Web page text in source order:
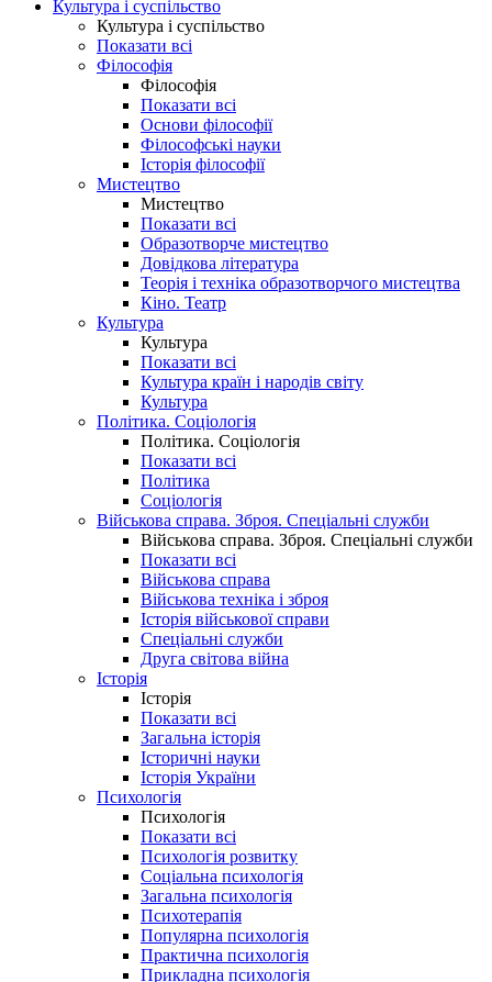
Культура і суспільство
Культура і суспільство
Показати всі
Філософія
Філософія
Показати всі
Основи філософії
Філософські науки
Історія філософії
Мистецтво
Мистецтво
Показати всі
Образотворче мистецтво
Довідкова література
Теорія і техніка образотворчого мистецтва
Кіно. Театр
Культура
Культура
Показати всі
Культура країн і народів світу
Культура
Політика. Соціологія
Політика. Соціологія
Показати всі
Політика
Соціологія
Військова справа. Зброя. Спеціальні служби
Військова справа. Зброя. Спеціальні служби
Показати всі
Військова справа
Військова техніка і зброя
Історія військової справи
Спеціальні служби
Друга світова війна
Історія
Історія
Показати всі
Загальна історія
Історичні науки
Історія України
Психологія
Психологія
Показати всі
Психологія розвитку
Соціальна психологія
Загальна психологія
Психотерапія
Популярна психологія
Практична психологія
Прикладна психологія